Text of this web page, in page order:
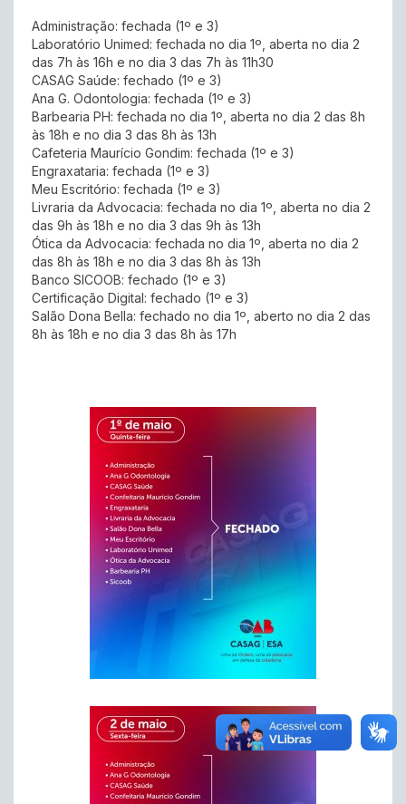
Administração: fechada (1º e 3)
Laboratório Unimed: fechada no dia 1º, aberta no dia 2
das 7h às 16h e no dia 3 das 7h às 11h30
CASAG Saúde: fechado (1º e 3)
Ana G. Odontologia: fechada (1º e 3)
Barbearia PH: fechada no dia 1º, aberta no dia 2 das 8h
às 18h e no dia 3 das 8h às 13h
Cafeteria Maurício Gondim: fechada (1º e 3)
Engraxataria: fechada (1º e 3)
Meu Escritório: fechada (1º e 3)
Livraria da Advocacia: fechada no dia 1º, aberta no dia 2
das 9h às 18h e no dia 3 das 9h às 13h
Ótica da Advocacia: fechada no dia 1º, aberta no dia 2
das 8h às 18h e no dia 3 das 8h às 13h
Banco SICOOB: fechado (1º e 3)
Certificação Digital: fechado (1º e 3)
Salão Dona Bella: fechado no dia 1º, aberto no dia 2 das
8h às 18h e no dia 3 das 8h às 17h